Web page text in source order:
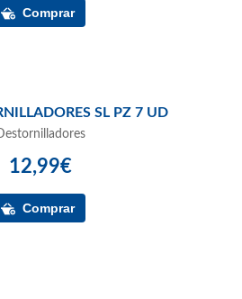
ACK DESTORNILLADORES SL PZ 7 UD
Destornilladores
12,99€